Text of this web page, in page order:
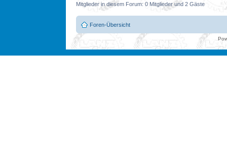
Mitglieder in diesem Forum: 0 Mitglieder und 2 Gäste
Foren-Übersicht